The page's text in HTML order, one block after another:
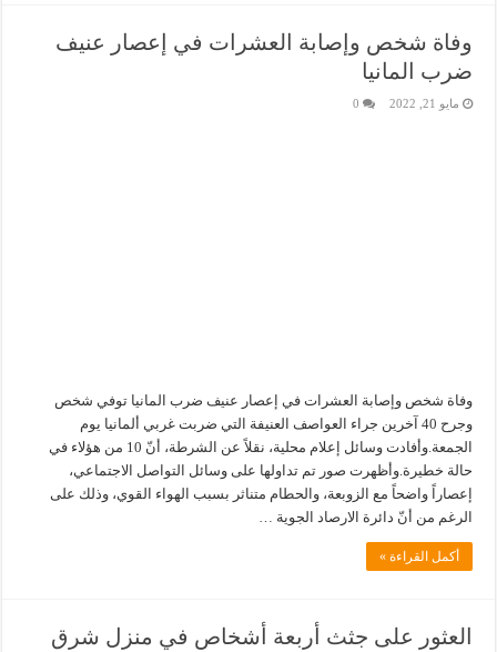
وفاة شخص وإصابة العشرات في إعصار عنيف
ضرب المانيا
مايو 21, 2022 0
وفاة شخص وإصابة العشرات في إعصار عنيف ضرب المانيا توفي شخص
وجرح 40 آخرين جراء العواصف العنيفة التي ضربت غربي ألمانيا يوم
الجمعة.وأفادت وسائل إعلام محلية، نقلاً عن الشرطة، أنّ 10 من هؤلاء في
حالة خطيرة.وأظهرت صور تم تداولها على وسائل التواصل الاجتماعي،
إعصاراً واضحاً مع الزوبعة، والحطام متناثر بسبب الهواء القوي، وذلك على
الرغم من أنّ دائرة الارصاد الجوية …
أكمل القراءة »
العثور على جثث أربعة أشخاص في منزل شرق